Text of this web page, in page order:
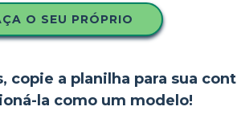
O SEU PRÓPRIO
a planilha para sua
la como um modelo!